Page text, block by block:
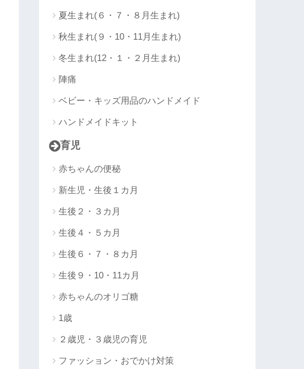
夏生まれ(６・７・８月生まれ)
秋生まれ(９・10・11月生まれ)
冬生まれ(12・１・２月生まれ)
陣痛
ベビー・キッズ用品のハンドメイド
ハンドメイドキット
育児
赤ちゃんの便秘
新生児・生後１カ月
生後２・３カ月
生後４・５カ月
生後６・７・８カ月
生後９・10・11カ月
赤ちゃんのオリゴ糖
1歳
２歳児・３歳児の育児
ファッション・おでかけ対策